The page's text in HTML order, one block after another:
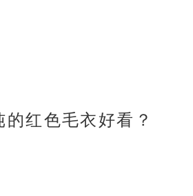
红色毛衣好看？